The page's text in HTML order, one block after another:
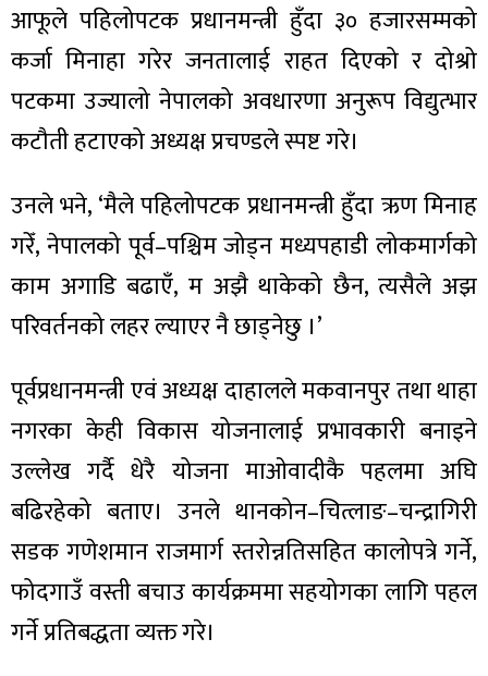
आफूले पहिलोपटक प्रधानमन्त्री हुँदा ३० हजारसम्मको
कर्जा मिनाहा गरेर जनतालाई राहत दिएको र दोश्रो
पटकमा उज्यालो नेपालको अवधारणा अनुरूप विद्युत्भार
कटौती हटाएको अध्यक्ष प्रचण्डले स्पष्ट गरे।
उनले भने, ‘मैले पहिलोपटक प्रधानमन्त्री हुँदा ऋण मिनाह
गरेँ, नेपालको पूर्व–पश्चिम जोड्न मध्यपहाडी लोकमार्गको
काम अगाडि बढाएँ, म अझै थाकेको छैन, त्यसैले अझ
परिवर्तनको लहर ल्याएर नै छाड्नेछु ।’
पूर्वप्रधानमन्त्री एवं अध्यक्ष दाहालले मकवानपुर तथा थाहा
नगरका केही विकास योजनालाई प्रभावकारी बनाइने
उल्लेख गर्दै धेरै योजना माओवादीकै पहलमा अघि
बढिरहेको बताए। उनले थानकोन–चित्लाङ–चन्द्रागिरी
सडक गणेशमान राजमार्ग स्तरोन्नतिसहित कालोपत्रे गर्ने,
फोदगाउँ वस्ती बचाउ कार्यक्रममा सहयोगका लागि पहल
गर्ने प्रतिबद्धता व्यक्त गरे।